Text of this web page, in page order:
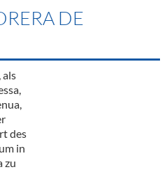
GroßhandelDE
als
des
in
zu